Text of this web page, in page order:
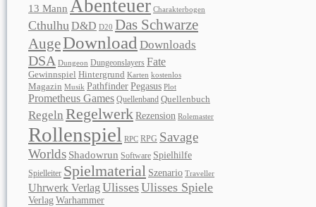
13 Mann Abenteuer Charakterbogen
CthulhuD&D D20 Das Schwarze
AugeDownload Downloads
DSA Dungeon Dungeonslayers Fate
Gewinnspiel Hintergrund Karten kostenlos
Magazin Musik Pathfinder Pegasus Plot
Prometheus Games Quellenband Quellenbuch
Regeln Regelwerk Rezension Rolemaster
Rollenspiel RPC RPG Savage
Worlds Shadowrun Software Spielhilfe
Spielleiter Spielmaterial Szenario Traveller
Uhrwerk VerlagUlissesUlisses Spiele
Verlag Warhammer